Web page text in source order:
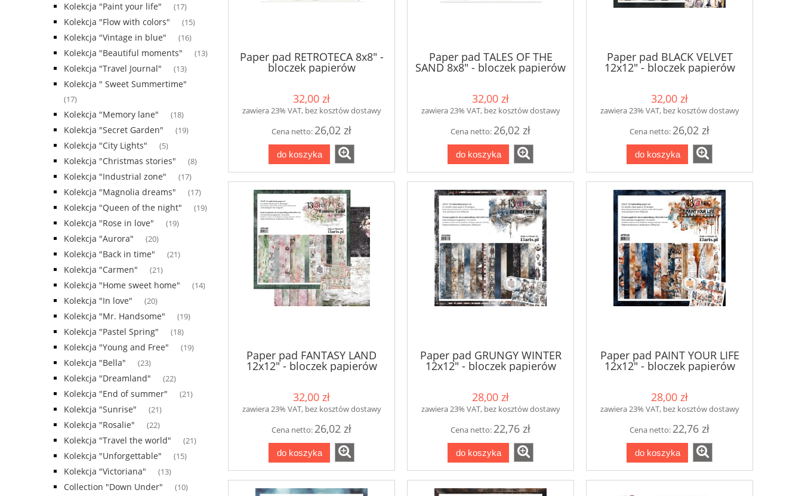
Kolekcja "Paint your life" (17)
Kolekcja "Flow with colors" (15)
Kolekcja "Vintage in blue" (16)
Kolekcja "Beautiful moments" (13)
Kolekcja "Travel Journal" (13)
Kolekcja " Sweet Summertime"
(17)
Kolekcja "Memory lane" (18)
Kolekcja "Secret Garden" (19)
Kolekcja "City Lights" (5)
Kolekcja "Christmas stories" (8)
Kolekcja "Industrial zone" (17)
Kolekcja "Magnolia dreams" (17)
Kolekcja "Queen of the night" (19)
Kolekcja "Rose in love" (19)
Kolekcja "Aurora" (20)
Kolekcja "Back in time" (21)
Kolekcja "Carmen" (21)
Kolekcja "Home sweet home" (14)
Kolekcja "In love" (20)
Kolekcja "Mr. Handsome" (19)
Kolekcja "Pastel Spring" (18)
Kolekcja "Young and Free" (19)
Kolekcja "Bella" (23)
Kolekcja "Dreamland" (22)
Kolekcja "End of summer" (21)
Kolekcja "Sunrise" (21)
Kolekcja "Rosalie" (22)
Kolekcja "Travel the world" (21)
Kolekcja "Unforgettable" (15)
Kolekcja "Victoriana" (13)
Collection "Down Under" (10)
Paper pad RETROTECA 8x8" -
bloczek papierów
32,00 zł
zawiera 23% VAT, bez kosztów dostawy
Cena netto: 26,02 zł
do koszyka
Paper pad TALES OF THE
SAND 8x8" - bloczek papierów
32,00 zł
zawiera 23% VAT, bez kosztów dostawy
Cena netto: 26,02 zł
do koszyka
Paper pad BLACK VELVET
12x12" - bloczek papierów
32,00 zł
zawiera 23% VAT, bez kosztów dostawy
Cena netto: 26,02 zł
do koszyka
Paper pad FANTASY LAND
12x12" - bloczek papierów
32,00 zł
zawiera 23% VAT, bez kosztów dostawy
Cena netto: 26,02 zł
do koszyka
Paper pad GRUNGY WINTER
12x12" - bloczek papierów
28,00 zł
zawiera 23% VAT, bez kosztów dostawy
Cena netto: 22,76 zł
do koszyka
Paper pad PAINT YOUR LIFE
12x12" - bloczek papierów
28,00 zł
zawiera 23% VAT, bez kosztów dostawy
Cena netto: 22,76 zł
do koszyka